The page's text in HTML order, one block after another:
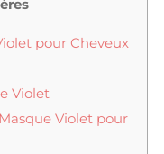
pour Cheveux
Violet
Violet pour